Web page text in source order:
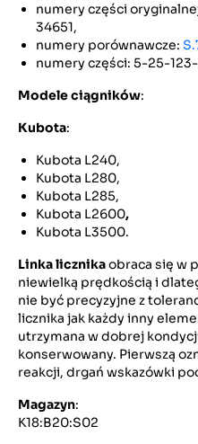
numery części
34651,
numery porównawcze:
numery części: 5-25-
Modele ciągników:
Kubota:
Kubota L240,
Kubota L280,
Kubota L285,
Kubota L2600,
Kubota L3500.
Linka licznikaobraca się w
niewielką prędkością i
nie być precyzyjne z
licznika jak każdy inny
utrzymana w dobrej
konserwowany. Pierwszą
reakcji, drgań wskazówki
Magazyn:
K18:B20:S02